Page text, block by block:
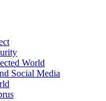
World
Social Media